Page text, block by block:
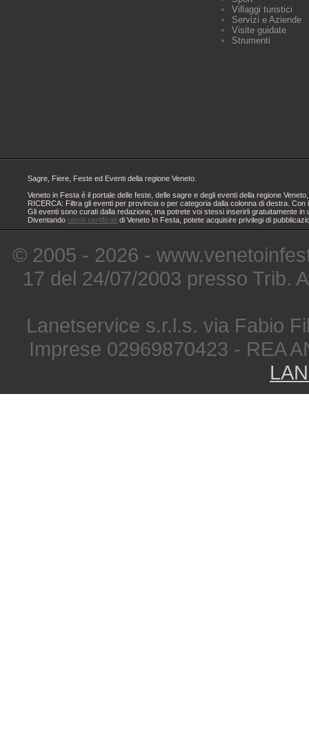
Villaggi turistici
Servizi e Aziende
Visite guidate
Strumenti
Sagre, Fiere, Feste ed Eventi della regione Veneto.
Veneto in Festa è il portale delle feste, delle sagre e degli eventi della regione
RICERCA: Filtra gli eventi per provincia o per categoria dalla colonna di destra.
Gli eventi sono curati dalla redazione, ma potrete voi stessi inserirli gratuitamente
Diventando utenti certificati di Veneto In Festa, potete acquisire privilegi di
© 2005 - 2026 -
17 del 24/07/2003 presso Trib.
Lanetservice s.r.l.s. via Fabio
Imprese 02969870423 - REA